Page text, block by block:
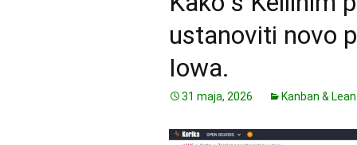
ustanoviti novo
Iowa.
31 maja, 2026 Kanban & Lean